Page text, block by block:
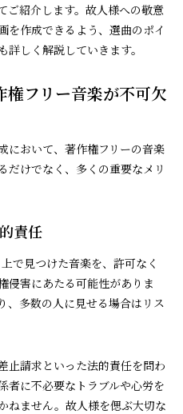
ご紹介します。故人様への敬意
を作成できるよう、選曲のポイ
しく解説していきます。
フリー音楽が不可欠
において、著作権フリーの音楽
だけでなく、多くの重要なメリ
責任
で見つけた音楽を、許可なく
侵害にあたる可能性がありま
、多数の人に見せる場合はリス
止請求といった法的責任を問わ
者に不必要なトラブルや心労を
ねません。故人様を偲ぶ大切な